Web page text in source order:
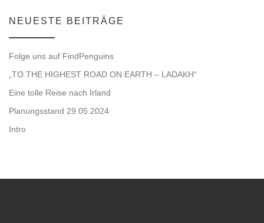
NEUESTE BEITRÄGE
Folge uns auf FindPenguins
„TO THE HIGHEST ROAD ON EARTH – LADAKH“
Eine tolle Reise nach Irland
Planungsstand 29.05.2024
Intro